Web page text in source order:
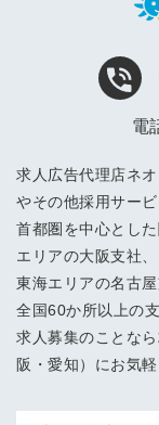
電
求人広告代理店ネ
やその他採用サービ
首都圏を中心とし
エリアの大阪支社、
東海エリアの名古
全国60か所以上の
求人募集のことな
阪・愛知）にお気